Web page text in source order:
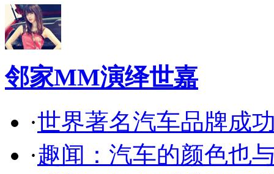
邻家MM演绎世嘉
·世界著名汽车品牌成
·趣闻：汽车的颜色也